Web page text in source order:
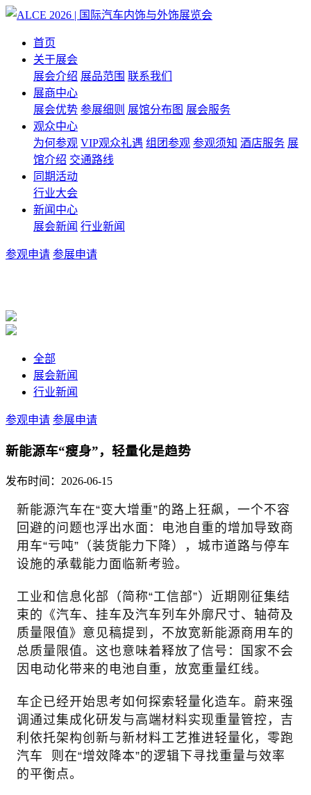
首页
关于展会
展会介绍 展品范围 联系我们
展商中心
展会优势 参展细则 展馆分布图 展会服务
观众中心
为何参观 VIP观众礼遇 组团参观 参观须知 酒店服务 展
馆介绍 交通路线
同期活动
行业大会
新闻中心
展会新闻 行业新闻
参观申请 参展申请
全部
展会新闻
行业新闻
参观申请 参展申请
新能源车“瘦身”，轻量化是趋势
发布时间：2026-06-15
新能源汽车在“变大增重”的路上狂飙，一个不容
回避的问题也浮出水面：电池自重的增加导致商
用车“亏吨”（装货能力下降），城市道路与停车
设施的承载能力面临新考验。
工业和信息化部（简称“工信部”）近期刚征集结
束的《汽车、挂车及汽车列车外廓尺寸、轴荷及
质量限值》意见稿提到，不放宽新能源商用车的
总质量限值。这也意味着释放了信号：国家不会
因电动化带来的电池自重，放宽重量红线。
车企已经开始思考如何探索轻量化造车。蔚来强
调通过集成化研发与高端材料实现重量管控，吉
利依托架构创新与新材料工艺推进轻量化， 零跑
汽车
则在“增效降本”的逻辑下寻找重量与效率
的平衡点。